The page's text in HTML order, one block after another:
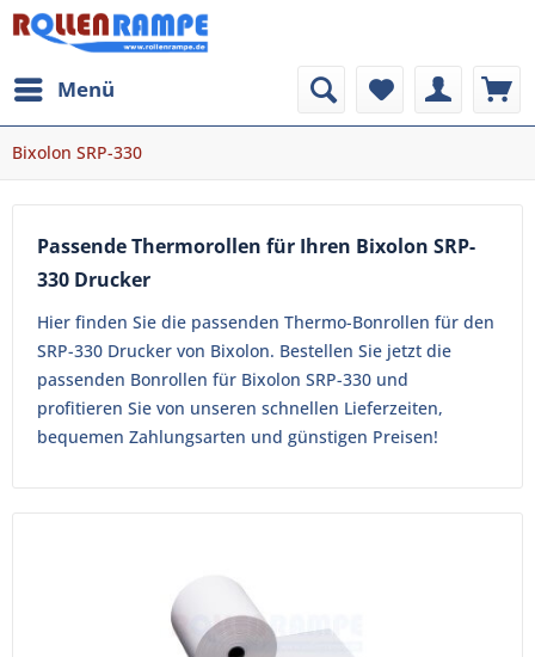
Menü
Bixolon SRP-330
Passende Thermorollen für Ihren Bixolon SRP-
330 Drucker
Hier finden Sie die passenden Thermo-Bonrollen für den
SRP-330 Drucker von Bixolon. Bestellen Sie jetzt die
passenden Bonrollen für Bixolon SRP-330 und
profitieren Sie von unseren schnellen Lieferzeiten,
bequemen Zahlungsarten und günstigen Preisen!